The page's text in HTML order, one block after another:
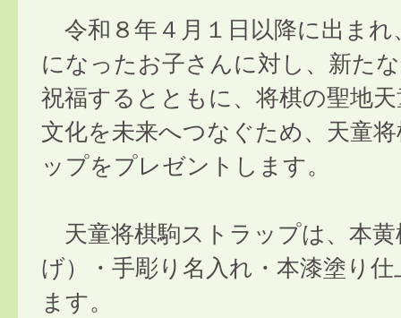
令和８年４月１日以降に出まれ
になったお子さんに対し、新た
祝福するとともに、将棋の聖地
文化を未来へつなぐため、天童
ップをプレゼントします。
天童将棋駒ストラップは、本
げ）・手彫り名入れ・本漆塗り
ます。